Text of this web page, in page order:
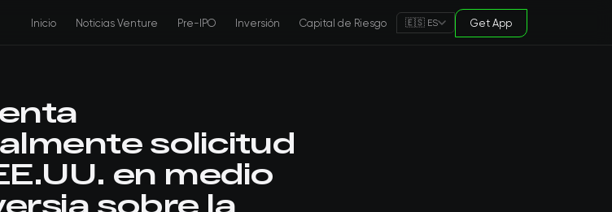
Inicio Noticias Venture Pre-IPO Inversión Capital de Riesgo 🇪🇸 ES Get App
solicitud
en medio
sobre la